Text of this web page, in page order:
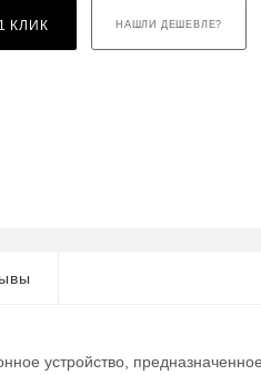
КЛИК НАШЛИ ДЕШЕВЛЕ?
устройство,